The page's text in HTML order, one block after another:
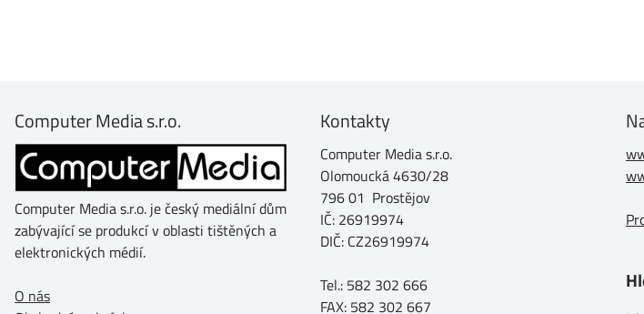
Computer Media s.r.o.
Computer Media s.r.o. je český mediální dům
zabývající se produkcí v oblasti tištěných a
elektronických médií.
O nás
Kontakty
Computer Media s.r.o.
Olomoucká 4630/28
796 01 Prostějov
IČ: 26919974
DIČ: CZ26919974
Tel.: 582 302 666
FAX: 582 302 667